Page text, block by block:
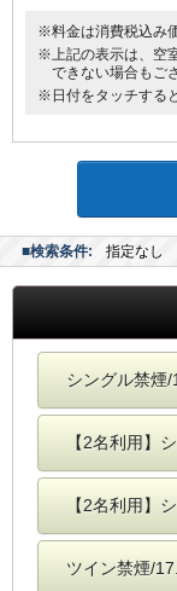
【全プラン共通サービ
・ウェルカムドリン
ーをご用意！
・全室インターネッ
※料金は消費税込み
※上記の表示は、空
できない場合もご
※日付をタッチする
■検索条件: 指定なし
シングル禁煙
【2名利用】
【2名利用】
ツイン禁煙/